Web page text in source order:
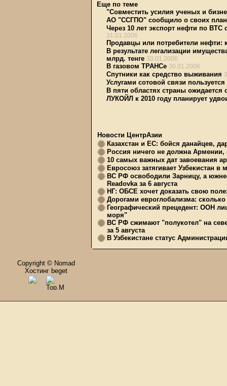
Еще по теме
"Совместить усилия ученых и
АО "ССГПО" сообщило о своих
Через 10 лет экспорт нефти по
31.01.2006
Продавцы или потребители нефти:
В результате легализации
млрд. тенге 30.01.2006
В газовом ТРАНСе 30.01.2006
Спутники как средство выживания
Услугами сотовой связи
В пяти областях страны ожидается
ЛУКОЙЛ к 2010 году планирует
Новости ЦентрАзии
Казахстан и ЕС: бойся данайцев,
Россия ничего не должна Армении,
10 самых важных дат завоевания
Евросоюз затягивает Узбекистан
ВС РФ освободили Зарницу, а
Readovka за 6 августа
НГ: ОБСЕ хочет доказать свою
Дорогами евроглобализма:
Географический прецедент: ООН
моря"
ВС РФ сжимают "полукотел" на
за 5 августа
В Узбекистане статус
Copyright © Nomad
Хостинг beget